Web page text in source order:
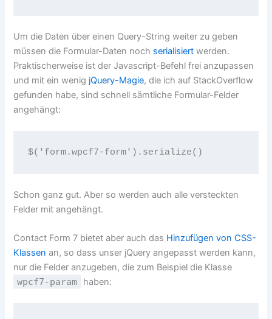
Um die Daten über einen Query-String weiter zu geben
müssen die Formular-Daten noch serialisiert werden.
Praktischerweise ist der Javascript-Befehl frei anzupassen
und mit ein wenig jQuery-Magie, die ich auf StackOverflow
gefunden habe, sind schnell sämtliche Formular-Felder
angehängt:
$('form.wpcf7-form').serialize()
Schon ganz gut. Aber so werden auch alle versteckten
Felder mit angehängt.
Contact Form 7 bietet aber auch das Hinzufügen von CSS-
Klassen an, so dass unser jQuery angepasst werden kann,
nur die Felder anzugeben, die zum Beispiel die Klasse
wpcf7-param haben: